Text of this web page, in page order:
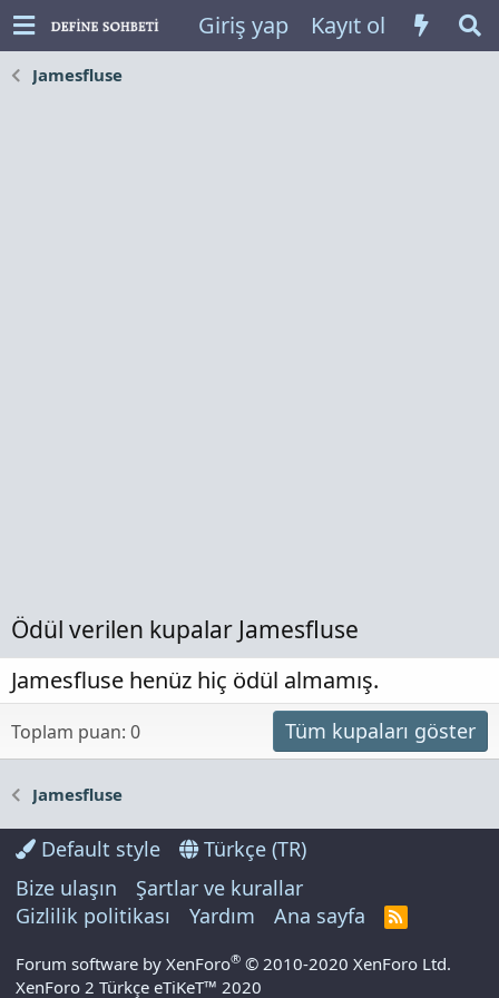
Giriş yap Kayıt ol
Jamesfluse
Ödül verilen kupalar Jamesfluse
Jamesfluse henüz hiç ödül almamış.
Toplam puan: 0 Tüm kupaları göster
Jamesfluse
Default style
Türkçe (TR)
Bize ulaşın
Şartlar ve kurallar
Gizlilik politikası
Yardım Ana sayfa
R
S
Forum software by XenForo® © 2010-2020 XenForo Ltd.
XenForo 2 Türkçe eTiKeT™ 2020